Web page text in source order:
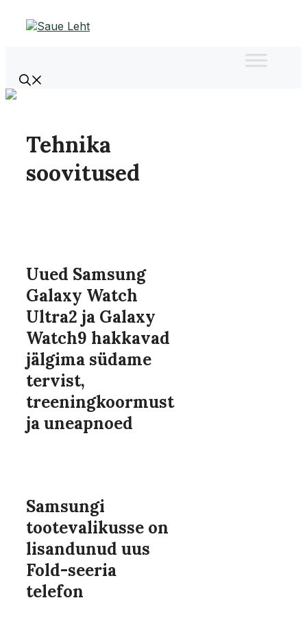
Tehnika
soovitused
Uued Samsung
Galaxy Watch
Ultra2 ja Galaxy
Watch9 hakkavad
jälgima südame
tervist,
treeningkoormust
ja uneapnoed
Samsungi
tootevalikusse on
lisandunud uus
Fold-seeria
telefon